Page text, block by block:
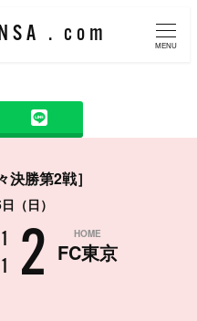
. com
MENU
決勝第2戦］
（日）
1
1
2 HOME
FC東京